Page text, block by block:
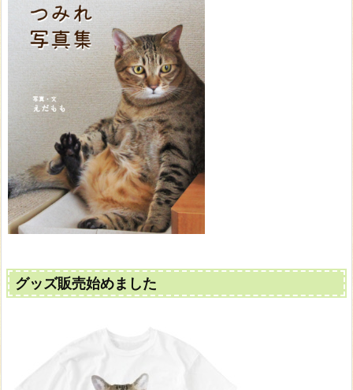
グッズ販売始めました